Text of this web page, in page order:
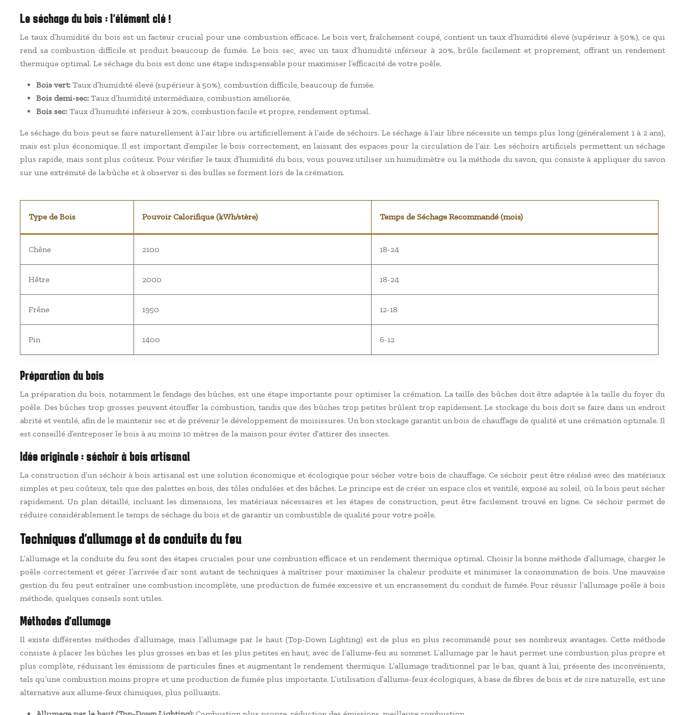
Le séchage du bois : l’élément clé !
Le taux d’humidité du bois est un facteur crucial pour une combustion efficace. Le bois vert, fraîchement coupé, contient un taux d’humidité élevé (supérieur à 50%), ce qui
rend sa combustion difficile et produit beaucoup de fumée. Le bois sec, avec un taux d’humidité inférieur à 20%, brûle facilement et proprement, offrant un rendement
thermique optimal. Le séchage du bois est donc une étape indispensable pour maximiser l’efficacité de votre poêle.
Bois vert: Taux d’humidité élevé (supérieur à 50%), combustion difficile, beaucoup de fumée.
Bois demi-sec: Taux d’humidité intermédiaire, combustion améliorée.
Bois sec: Taux d’humidité inférieur à 20%, combustion facile et propre, rendement optimal.
Le séchage du bois peut se faire naturellement à l’air libre ou artificiellement à l’aide de séchoirs. Le séchage à l’air libre nécessite un temps plus long (généralement 1 à 2 ans),
mais est plus économique. Il est important d’empiler le bois correctement, en laissant des espaces pour la circulation de l’air. Les séchoirs artificiels permettent un séchage
plus rapide, mais sont plus coûteux. Pour vérifier le taux d’humidité du bois, vous pouvez utiliser un humidimètre ou la méthode du savon, qui consiste à appliquer du savon
sur une extrémité de la bûche et à observer si des bulles se forment lors de la crémation.
Type de Bois Pouvoir Calorifique (kWh/stère) Temps de Séchage Recommandé (mois)
Chêne 2100 18-24
Hêtre 2000 18-24
Frêne 1950 12-18
Pin 1400 6-12
Préparation du bois
La préparation du bois, notamment le fendage des bûches, est une étape importante pour optimiser la crémation. La taille des bûches doit être adaptée à la taille du foyer du
poêle. Des bûches trop grosses peuvent étouffer la combustion, tandis que des bûches trop petites brûlent trop rapidement. Le stockage du bois doit se faire dans un endroit
abrité et ventilé, afin de le maintenir sec et de prévenir le développement de moisissures. Un bon stockage garantit un bois de chauffage de qualité et une crémation optimale. Il
est conseillé d’entreposer le bois à au moins 10 mètres de la maison pour éviter d’attirer des insectes.
Idée originale : séchoir à bois artisanal
La construction d’un séchoir à bois artisanal est une solution économique et écologique pour sécher votre bois de chauffage. Ce séchoir peut être réalisé avec des matériaux
simples et peu coûteux, tels que des palettes en bois, des tôles ondulées et des bâches. Le principe est de créer un espace clos et ventilé, exposé au soleil, où le bois peut sécher
rapidement. Un plan détaillé, incluant les dimensions, les matériaux nécessaires et les étapes de construction, peut être facilement trouvé en ligne. Ce séchoir permet de
réduire considérablement le temps de séchage du bois et de garantir un combustible de qualité pour votre poêle.
Techniques d’allumage et de conduite du feu
L’allumage et la conduite du feu sont des étapes cruciales pour une combustion efficace et un rendement thermique optimal. Choisir la bonne méthode d’allumage, charger le
poêle correctement et gérer l’arrivée d’air sont autant de techniques à maîtriser pour maximiser la chaleur produite et minimiser la consommation de bois. Une mauvaise
gestion du feu peut entraîner une combustion incomplète, une production de fumée excessive et un encrassement du conduit de fumée. Pour réussir l’allumage poêle à bois
méthode, quelques conseils sont utiles.
Méthodes d’allumage
Il existe différentes méthodes d’allumage, mais l’allumage par le haut (Top-Down Lighting) est de plus en plus recommandé pour ses nombreux avantages. Cette méthode
consiste à placer les bûches les plus grosses en bas et les plus petites en haut, avec de l’allume-feu au sommet. L’allumage par le haut permet une combustion plus propre et
plus complète, réduisant les émissions de particules fines et augmentant le rendement thermique. L’allumage traditionnel par le bas, quant à lui, présente des inconvénients,
tels qu’une combustion moins propre et une production de fumée plus importante. L’utilisation d’allume-feux écologiques, à base de fibres de bois et de cire naturelle, est une
alternative aux allume-feux chimiques, plus polluants.